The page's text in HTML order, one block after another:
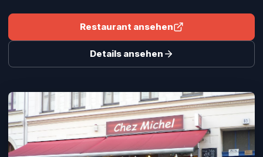
Restaurant ansehen
Details ansehen